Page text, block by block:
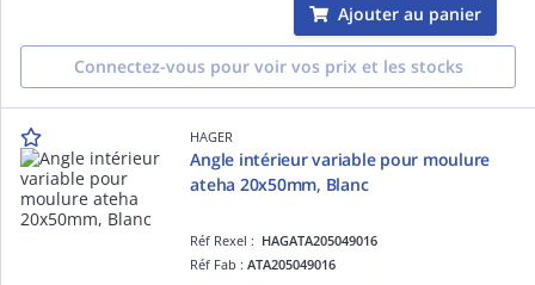
Ajouter au panier
Connectez-vous pour voir vos prix et les stocks
HAGER
Angle intérieur variable pour moulure
ateha 20x50mm, Blanc
Réf Rexel : HAGATA205049016
Réf Fab :ATA205049016